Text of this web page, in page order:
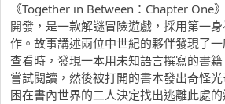
《Together in Between：Chapter One
開發，是一款解謎冒險遊戲，採用第一
作。故事講述兩位中世紀的夥伴發現了
查看時，發現一本用未知語言撰寫的書
嘗試閱讀，然後被打開的書本發出奇怪
困在書內世界的二人決定找出逃離此處的